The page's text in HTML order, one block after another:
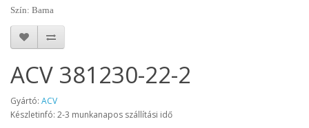
Szín: Barna
ACV 381230-22-2
Gyártó: ACV
Készletinfó: 2-3 munkanapos szállítási idő